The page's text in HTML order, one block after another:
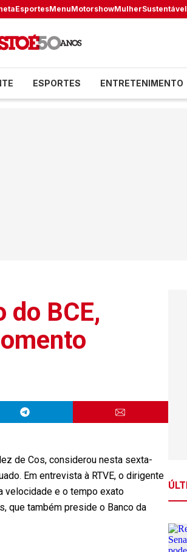
EsportesMenuMotorshowMulherSustentável
ESPORTES ENTRETENIMENTO
BCE,
de Cos, considerou nesta sexta-
Em entrevista à RTVE, o dirigente
velocidade e o tempo exato
que também preside o Banco da